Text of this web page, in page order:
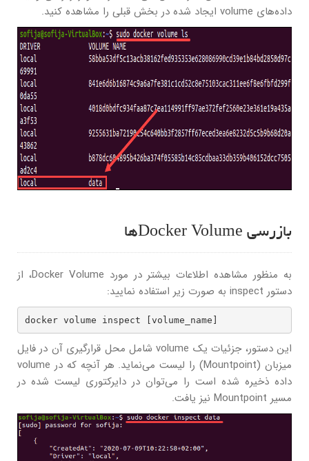
داده‌های volume ایجاد شده در بخش قبلی را مشاهده کنید.
بازرسی Docker Volumeها
به منظور مشاهده اطلاعات بیشتر در مورد Docker Volume، از
دستور inspect به صورت زیر استفاده نمایید:
docker volume inspect [volume_name]
این دستور، جزئیات یک volume شامل محل قرارگیری آن در فایل
میزبان (Mountpoint) را لیست می‌نماید. هر آنچه که در volume
داده ذخیره شده است را می‌توان در دایرکتوری لیست شده در
مسیر Mountpoint نیز یافت.